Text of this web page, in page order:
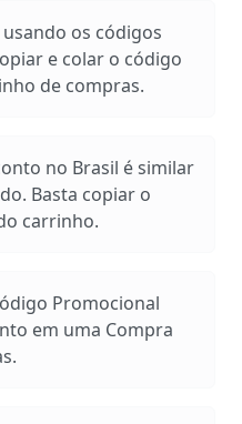
os códigos
e colar o código
de compras.
no Brasil é similar
Basta copiar o
carrinho.
Promocional
em uma Compra